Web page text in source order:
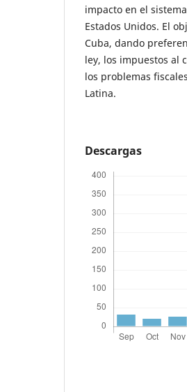
impacto en el
Estados Unidos. El
Cuba, dando
ley, los impuestos al
los problemas
Latina.
Descargas